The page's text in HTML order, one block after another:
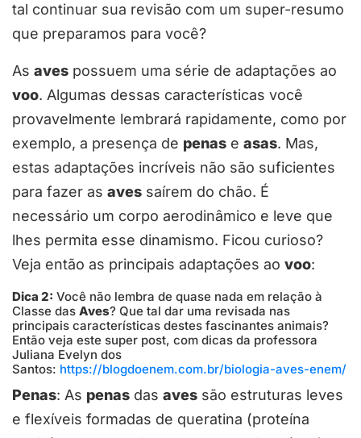
tal continuar sua revisão com um super-resumo
que preparamos para você?
As aves possuem uma série de adaptações ao
voo. Algumas dessas características você
provavelmente lembrará rapidamente, como por
exemplo, a presença de penas e asas. Mas,
estas adaptações incríveis não são suficientes
para fazer as aves saírem do chão. É
necessário um corpo aerodinâmico e leve que
lhes permita esse dinamismo. Ficou curioso?
Veja então as principais adaptações ao voo:
Dica 2: Você não lembra de quase nada em relação à
Classe das Aves? Que tal dar uma revisada nas
principais características destes fascinantes animais?
Então veja este super post, com dicas da professora
Juliana Evelyn dos
Santos: https://blogdoenem.com.br/biologia-aves-enem/
Penas: As penas das aves são estruturas leves
e flexíveis formadas de queratina (proteína